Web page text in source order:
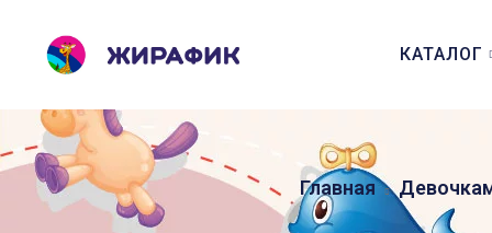
КАТАЛОГ
Главная